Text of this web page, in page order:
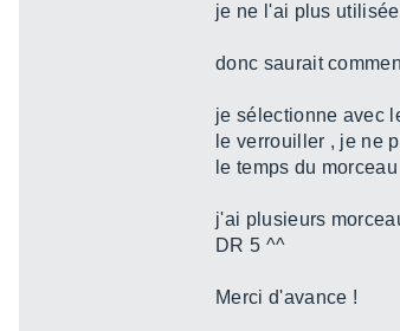
je ne l'ai plus
donc saurait
je sélectionne avec
le verrouiller , je ne
le temps du morceau
j'ai plusieurs
DR 5 ^^
Merci d'avance !